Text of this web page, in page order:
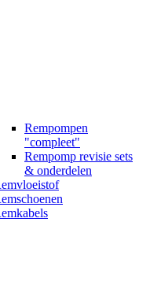
Rempompen
"compleet"
Rempomp revisie sets
& onderdelen